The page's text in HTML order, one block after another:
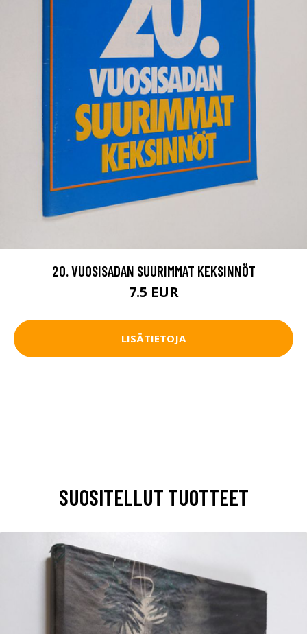
20. VUOSISADAN SUURIMMAT KEKSINNÖT
7.5 EUR
LISÄTIETOJA
SUOSITELLUT TUOTTEET